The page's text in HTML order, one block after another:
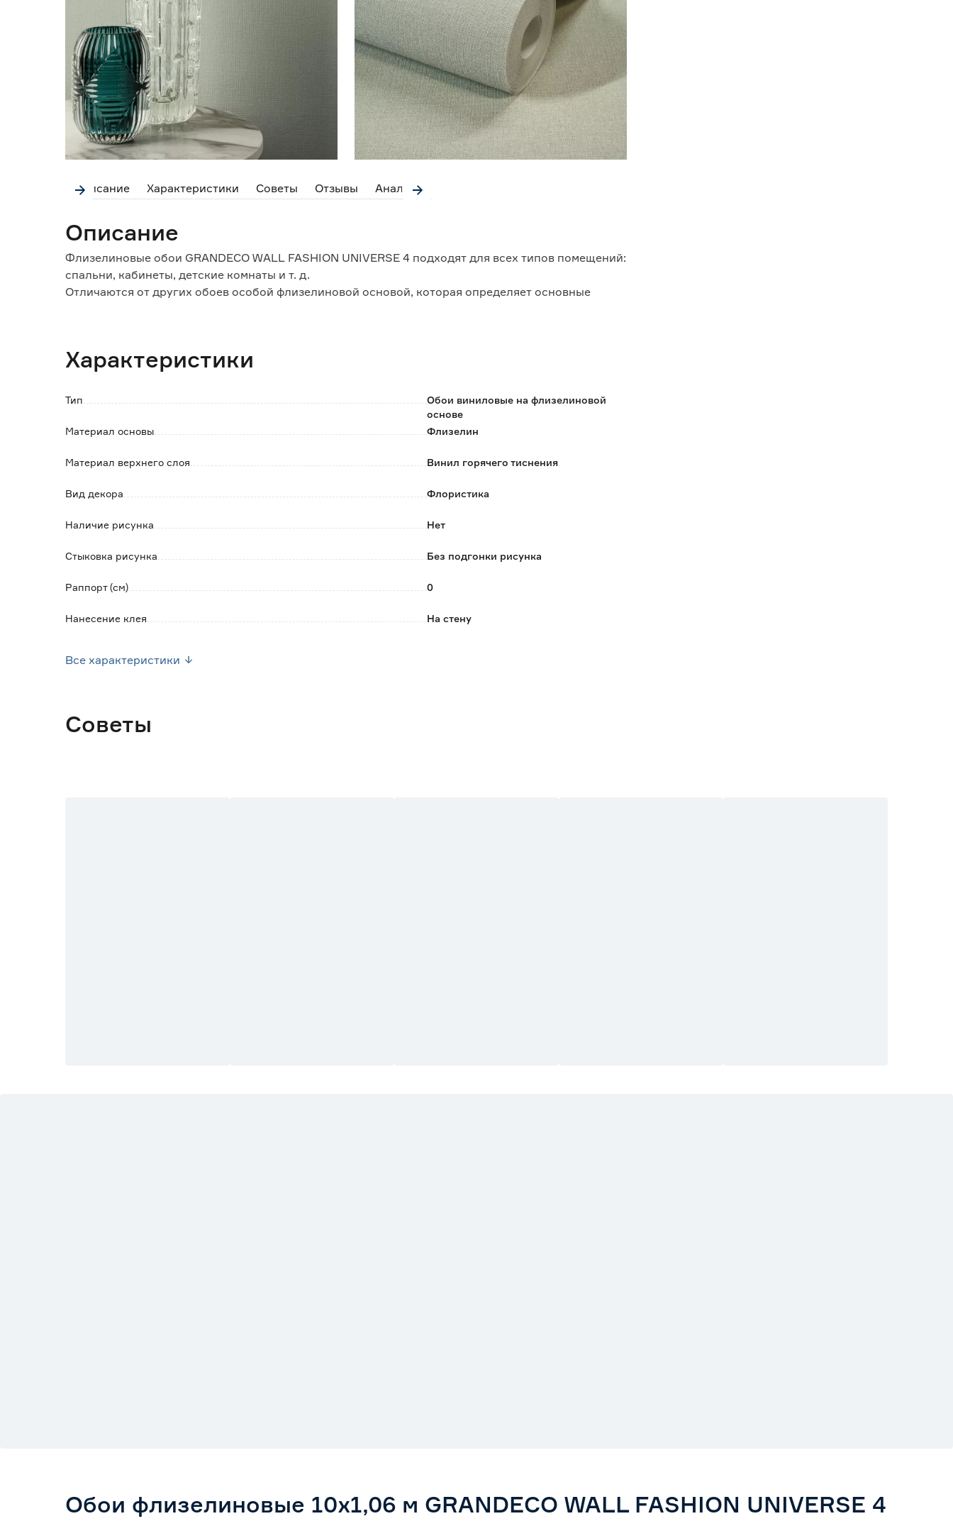
Описание Характеристики Советы Отзывы Аналоги
Описание
Флизелиновые обои GRANDECO WALL FASHION UNIVERSE 4 подходят для всех типов помещений:
спальни, кабинеты, детские комнаты и т. д.
Отличаются от других обоев особой флизелиновой основой, которая определяет основные
- отличаются высокой влагостойкостью;
- не выгорают под солнечными лучами;
Использовать специальный клей для флизелиновых обоев.
Характеристики
Тип
Обои виниловые на флизелиновой
основе
Материал основы
Флизелин
Материал верхнего слоя Винил горячего тиснения
Вид декора Флористика
Наличие рисунка Нет
Стыковка рисунка Без подгонки рисунка
Раппорт (см) 0
Нанесение клея На стену
Все характеристики
Советы
Обои флизелиновые 10х1,06 м GRANDECO WALL FASHION UNIVERSE 4